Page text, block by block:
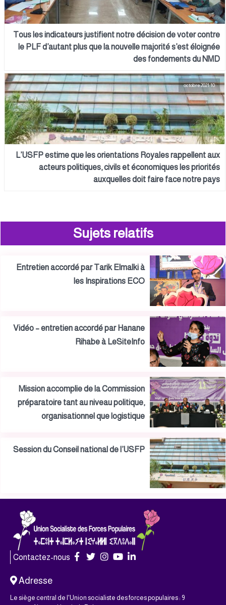
Tous les indicateurs justifient notre décision de voter contre
le PLF d’autant plus que la nouvelle majorité s’est éloignée
des fondements du NMD
10 octobre 2021
L’USFP estime que les orientations Royales rappellent aux
acteurs politiques, civils et économiques les priorités
auxquelles doit faire face notre pays
Sujets relatifs
Entretien accordé par Tarik Elmalki à
les Inspirations ECO
Vidéo – entretien accordé par Hanane
Rihabe à LeSiteInfo
Mission accomplie de la Commission
préparatoire tant au niveau politique,
organisationnel que logistique
Session du Conseil national de l’USFP
Contactez-nous
Adresse
Le siège central de l'Union socialiste des forces populaires : 9